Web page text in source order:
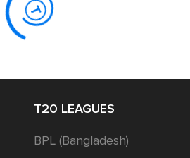
T20 LEAGUES
BPL (Bangladesh)